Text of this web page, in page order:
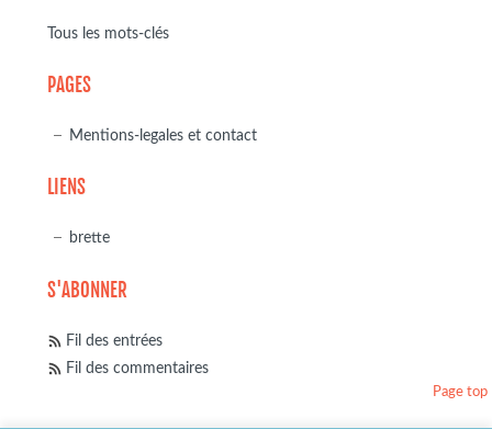
Tous les mots-clés
PAGES
Mentions-legales et contact
LIENS
brette
S'ABONNER
Fil des entrées
Fil des commentaires
Page top